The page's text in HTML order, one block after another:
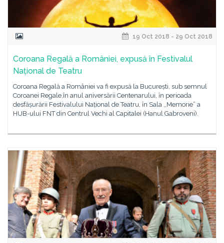
19 Oct 2018 - 29 Oct 2018
Coroana Regală a României, expusă în Festivalul
Național de Teatru
Coroana Regală a României va fi expusă la București, sub semnul
Coroanei Regale,în anul aniversării Centenarului, în perioada
desfășurării Festivalului Național de Teatru, în Sala ,,Memorie” a
HUB-ului FNT din Centrul Vechi al Capitalei (Hanul Gabroveni).